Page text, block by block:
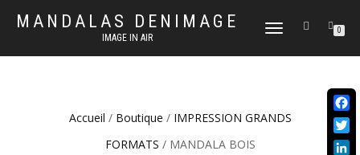
MANDALAS DENIMAGE
IMAGE IN AIR
DÉPLIER
NAVIGATION
0
Accueil / Boutique / IMPRESSION GRANDS
FORMATS / MANDALA BOIS